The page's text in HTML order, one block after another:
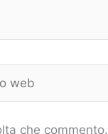
che commento.